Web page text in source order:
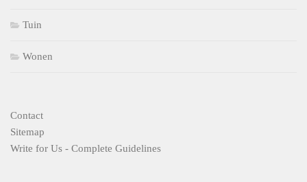
Tuin
Wonen
Contact
Sitemap
Write for Us - Complete Guidelines